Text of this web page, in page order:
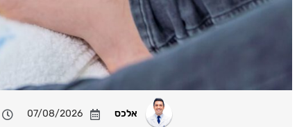
אלכס 07/08/2026